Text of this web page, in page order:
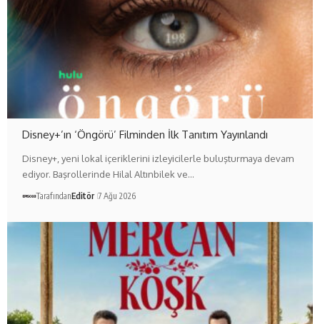
Disney+’ın ‘Öngörü’ Filminden İlk Tanıtım Yayınlandı
Disney+, yeni lokal içeriklerini izleyicilerle buluşturmaya devam
ediyor. Başrollerinde Hilal Altınbilek ve…
TarafındanEditör 7 Ağu 2026